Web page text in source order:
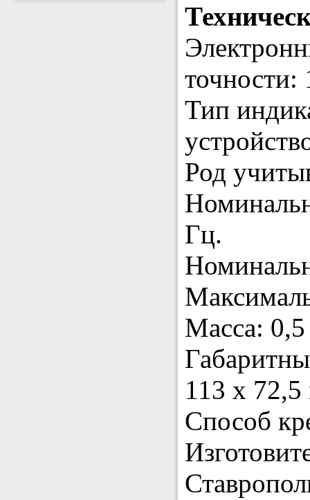
точности:
Тип
Род
Гц.
Масса: 0,5
113 х
Способ